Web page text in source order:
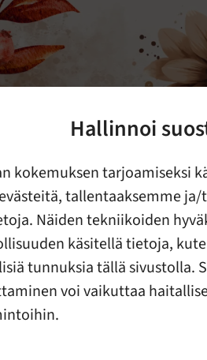
Hallinnoi
kokemuksen tarjoamiseksi
tallentaaksemme
Näiden tekniikoiden
käsitellä tietoja,
tunnuksia tällä sivustolla.
voi vaikuttaa
kahvit